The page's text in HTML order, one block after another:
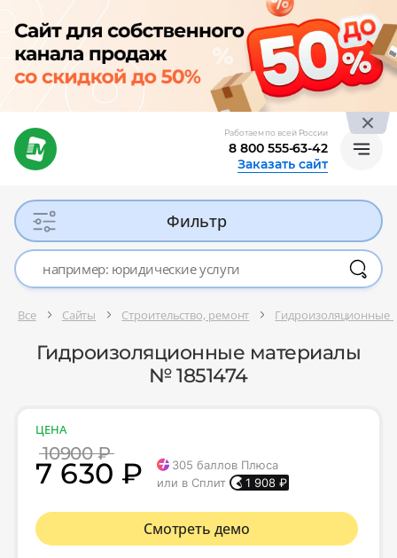
Работаем по всей России
8 800 555-63-42
Заказать сайт
Фильтр
Все Сайты Строительство, ремонт Гидроизоляционные
Гидроизоляционные материалы
№ 1851474
ЦЕНА
10900 ₽
7 630 ₽ 305 баллов Плюса
или в Сплит
1 908 ₽
Смотреть демо